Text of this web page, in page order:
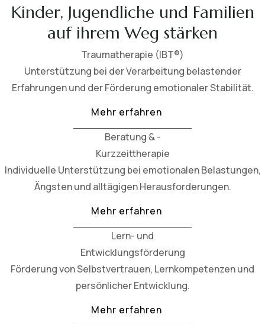
Kinder, Jugendliche und Familien
auf ihrem Weg stärken
Traumatherapie (IBT®)
Unterstützung bei der Verarbeitung belastender
Erfahrungen und der Förderung emotionaler Stabilität.
Mehr erfahren
Beratung & -
Kurzzeittherapie
Individuelle Unterstützung bei emotionalen Belastungen,
Ängsten und alltägigen Herausforderungen.
Mehr erfahren
Lern- und
Entwicklungsförderung
Förderung von Selbstvertrauen, Lernkompetenzen und
persönlicher Entwicklung.
Mehr erfahren